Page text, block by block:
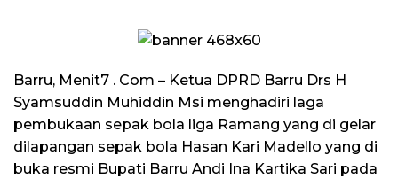
Barru, Menit7 . Com – Ketua DPRD Barru Drs H
Syamsuddin Muhiddin Msi menghadiri laga
pembukaan sepak bola liga Ramang yang di gelar
dilapangan sepak bola Hasan Kari Madello yang di
buka resmi Bupati Barru Andi Ina Kartika Sari pada